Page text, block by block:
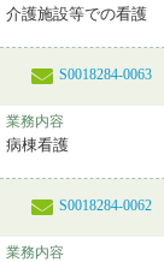
介護施設等での看護
S0018284-0063
業務内容
病棟看護
S0018284-0062
業務内容